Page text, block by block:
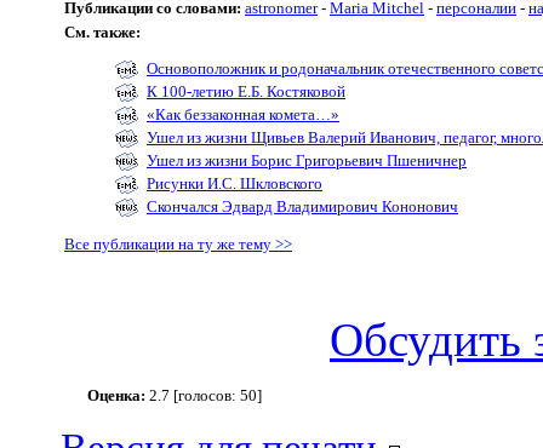
Публикации со словами: astronomer- Maria Mitchel - персоналии -
См. также:
Основоположник и родоначальник отечественного
К 100-летию Е.Б. Костяковой
«Как беззаконная комета…»
Ушел из жизни Щивьев Валерий Иванович, педагог,
Ушел из жизни Борис Григорьевич Пшеничнер
Рисунки И.С. Шкловского
Скончался Эдвард Владимирович Кононович
Все публикации на ту же тему >>
Обсудить
Оценка: 2.7 [голосов: 50]